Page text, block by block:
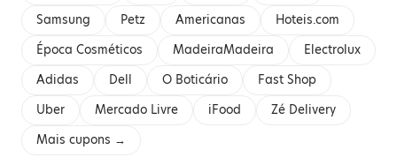
Samsung
Petz Americanas
Hoteis.com
Época Cosméticos
MadeiraMadeira
Electrolux
Adidas
Dell O Boticário
Fast Shop
Uber
Mercado Livre iFood
Zé Delivery
Mais cupons →